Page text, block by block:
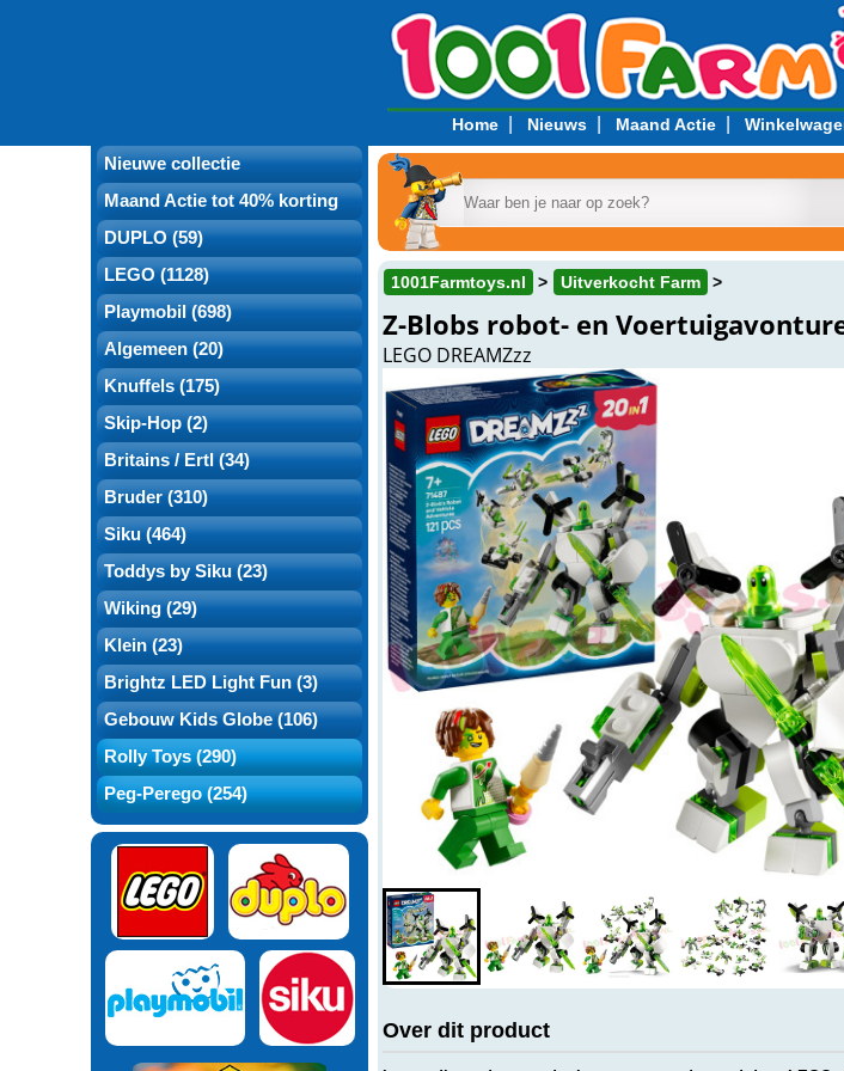
Home| Nieuws| Maand Actie|
Nieuwe collectie
Maand Actie tot 40% korting
DUPLO (59)
LEGO (1128)
Playmobil (698)
Algemeen (20)
Knuffels (175)
Skip-Hop (2)
Britains / Ertl (34)
Bruder (310)
Siku (464)
Toddys by Siku (23)
Wiking (29)
Klein (23)
Brightz LED Light Fun (3)
Gebouw Kids Globe (106)
Rolly Toys (290)
Peg-Perego (254)
1001Farmtoys.nl Uitverkocht Farm
Z-Blobs robot- en
LEGO DREAMZzz
Over dit product